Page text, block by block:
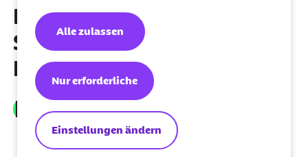
Einstellungen ändern
Nur erforderliche
Alle zulassen
Kostenloses Online-
Seminar für werdende
Eltern
In nur zwei Stunden Expertenwissen zu
Elternzeit, Familienversicherung,
Kindergeld und mehr erhalten